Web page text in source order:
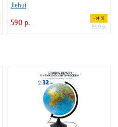
Jiehui
590 р. -14 %
690 р.